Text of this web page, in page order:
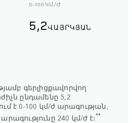
0-100 ԿՄ/Ժ
5,2ՎԱՅՐԿՅԱՆ
գերլիցքավորվող
ընդամենը 5,2
է 0-100 կմ/ժ արագության,
240 կմ/ժ է։**